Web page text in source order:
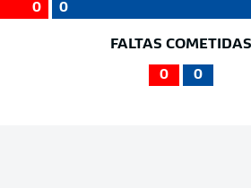
0 0
FALTAS COMETIDAS
0 0